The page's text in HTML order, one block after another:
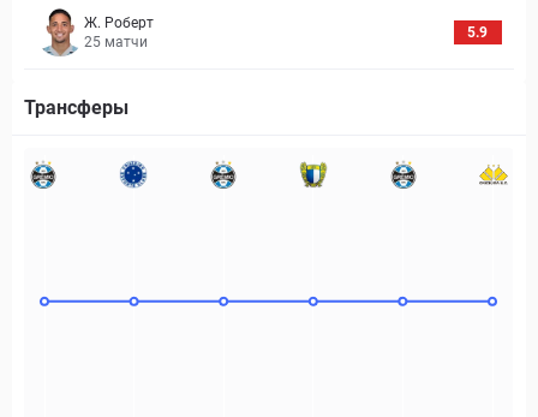
Ж. Роберт
25 матчи
5.9
Трансферы